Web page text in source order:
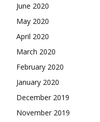
June 2020
May 2020
April 2020
March 2020
February 2020
January 2020
December 2019
November 2019